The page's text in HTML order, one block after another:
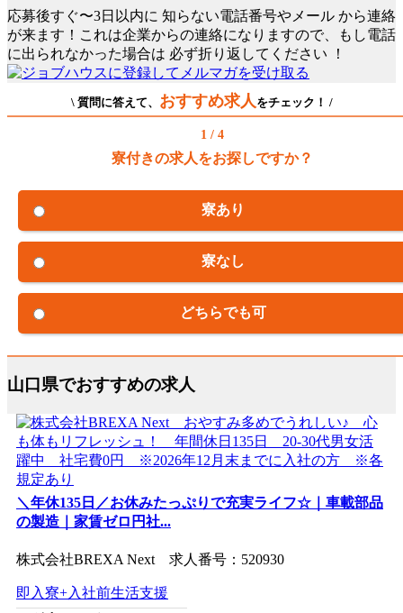
応募後すぐ〜3日以内に 知らない電話番号やメール から連絡
が来ます！これは企業からの連絡になりますので、もし電話
に出られなかった場合は 必ず折り返してください ！
\ 質問に答えて、 おすすめ求人 をチェック！ /
1 / 4
寮付きの求人をお探しですか？
寮あり
寮なし
どちらでも可
山口県でおすすめの求人
＼年休135日／お休みたっぷりで充実ライフ☆｜車載部品
の製造｜家賃ゼロ円社...
株式会社BREXA Next 求人番号：520930
即入寮+入社前生活支援